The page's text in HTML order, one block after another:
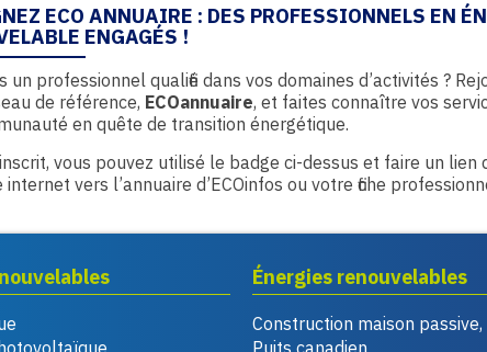
ECO ANNUAIRE : DES PROFESSIONNELS EN
ENGAGÉS !
un professionnel qualifié dans vos domaines d’activités ?
de référence, ECOannuaire, et faites connaître vos
en quête de transition énergétique.
vous pouvez utilisé le badge ci-dessus et faire un lien
vers l’annuaire d’ECOinfos ou votre fiche
Énergies renouvelables
Construction maison passive,
Puits canadien